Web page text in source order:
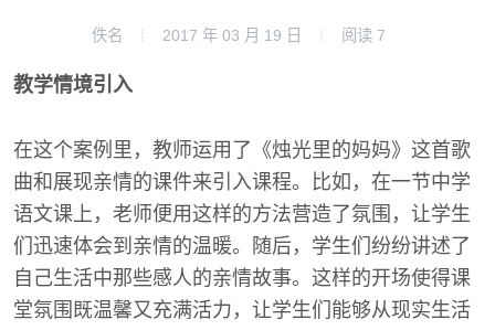
佚名 2017 年 03 月 19 日 阅读 7
教学情境引入
在这个案例里，教师运用了《烛光里的妈妈》这首歌
曲和展现亲情的课件来引入课程。比如，在一节中学
语文课上，老师便用这样的方法营造了氛围，让学生
们迅速体会到亲情的温暖。随后，学生们纷纷讲述了
自己生活中那些感人的亲情故事。这样的开场使得课
堂氛围既温馨又充满活力，让学生们能够从现实生活